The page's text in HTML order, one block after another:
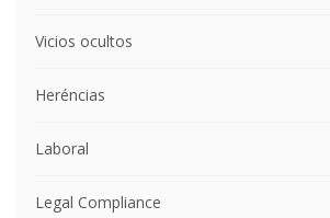
Vicios ocultos
Heréncias
Laboral
Legal Compliance